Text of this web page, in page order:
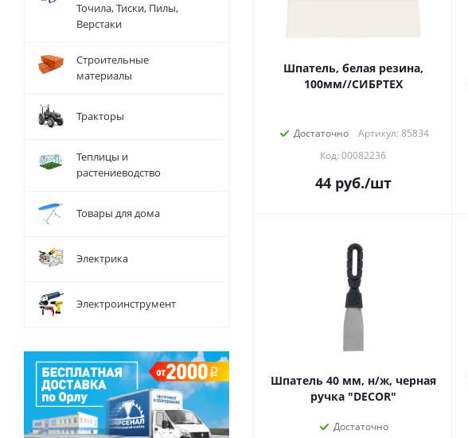
Шпатель, белая резина,
100мм//СИБРТЕХ
Достаточно
Артикул: 85834
Код: 00082236
44руб./шт
Шпатель 40 мм, н/ж, черная
ручка "DECOR"
Достаточно
Точила, Тиски, Пилы,
Верстаки
Строительные
материалы
Тракторы
Теплицы и
растениеводство
Товары для дома
Электрика
Электроинструмент